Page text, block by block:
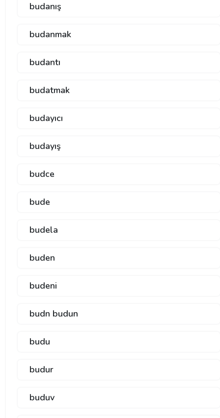
budanış
budanmak
budantı
budatmak
budayıcı
budayış
budce
bude
budela
buden
budeni
budn budun
budu
budur
buduv